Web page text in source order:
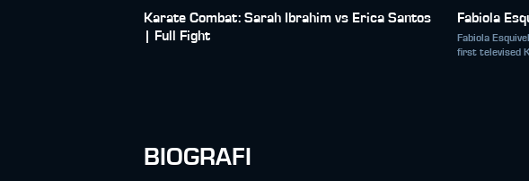
Karate Combat: Sarah Ibrahim vs Erica Santos
| Full Fight
Fabiola
Fabiola
first televised
BIOGRAFI